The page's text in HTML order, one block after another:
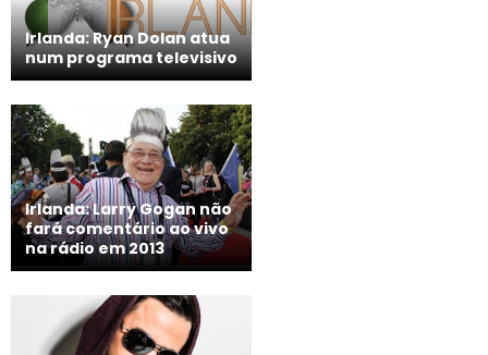
Irlanda: Ryan Dolan atua
num programa televisivo
Irlanda: Larry Gogan não
fará comentário ao vivo
na rádio em 2013